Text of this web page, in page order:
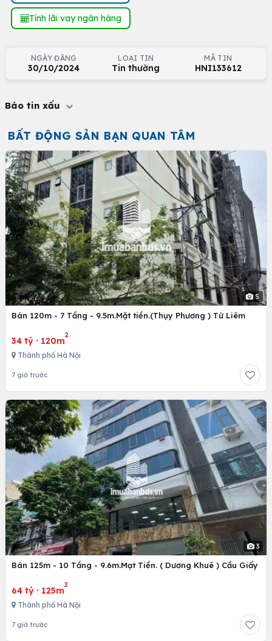
Tính lãi vay ngân hàng
NGÀY ĐĂNG
30/10/2024
LOẠI TIN
Tin thường
MÃ TIN
HNI133612
Báo tin xấu
BẤT ĐỘNG SẢN BẠN QUAN TÂM
5
Bán 120m - 7 Tầng - 9.5m.Mặt tiền.(Thụy Phương ) Từ Liêm
34 tỷ · 120m
2
Thành phố Hà Nội
7 giờ trước
3
Bán 125m - 10 Tầng - 9.6m.Mạt Tiền. ( Dương Khuê ) Cầu Giấy
64 tỷ · 125m
2
Thành phố Hà Nội
7 giờ trước